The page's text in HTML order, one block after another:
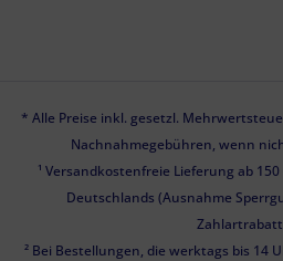
* Alle Preise inkl. gesetzl.
Nachnahmegebühren, wenn
¹ Versandkostenfreie Lieferung ab
Deutschlands (Ausnahme
² Bei Bestellungen, die werktags bis 14